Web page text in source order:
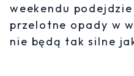
weekendu
przelotne opady w
nie będą tak silne